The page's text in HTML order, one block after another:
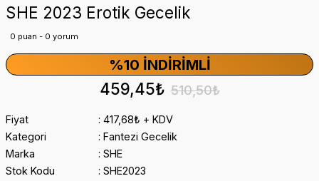
SHE 2023 Erotik Gecelik
0 puan - 0 yorum
%10 İNDIRIMLI
459,45₺ 510,50₺
Fiyat
417,68₺ + KDV
Kategori
Fantezi Gecelik
Marka
SHE
Stok Kodu
SHE2023